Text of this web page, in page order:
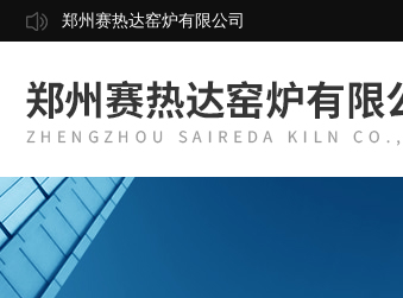
郑州赛热达窑炉有限公司